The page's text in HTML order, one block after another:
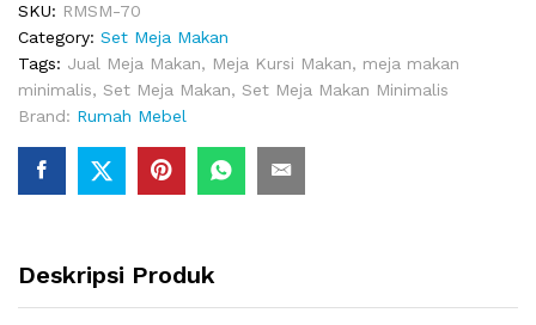
SKU: RMSM-70
Category: Set Meja Makan
Tags: Jual Meja Makan, Meja Kursi Makan, meja makan
minimalis, Set Meja Makan, Set Meja Makan Minimalis
Brand: Rumah Mebel
Deskripsi Produk